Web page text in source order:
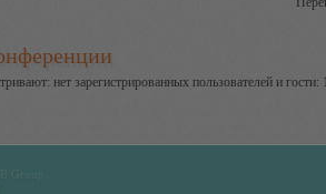
нет зарегистрированных пользователей и гости: